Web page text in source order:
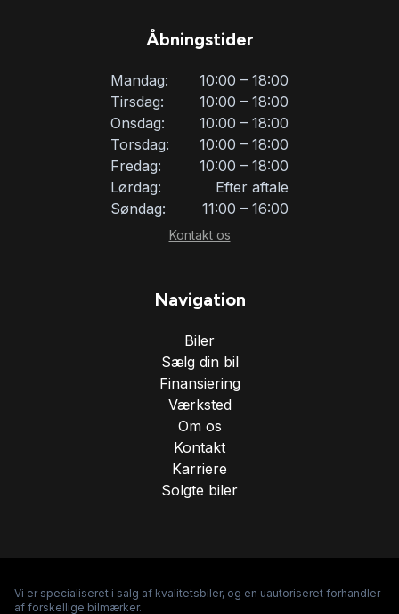
Åbningstider
Mandag:
10:00 – 18:00
Tirsdag:
10:00 – 18:00
Onsdag:
10:00 – 18:00
Torsdag:
10:00 – 18:00
Fredag:
10:00 – 18:00
Lørdag:
Efter aftale
Søndag:
11:00 – 16:00
Kontakt os
Navigation
Biler
Sælg din bil
Finansiering
Værksted
Om os
Kontakt
Karriere
Solgte biler
Vi er specialiseret i salg af kvalitetsbiler, og en uautoriseret forhandler
af forskellige bilmærker.